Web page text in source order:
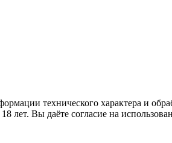
технического характера и
лет. Вы даёте согласие на